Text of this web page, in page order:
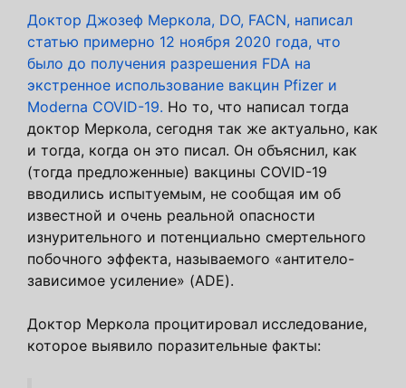
Доктор Джозеф Меркола, DO, FACN, написал
статью примерно 12 ноября 2020 года, что
было до получения разрешения FDA на
экстренное использование вакцин Pfizer и
Moderna COVID-19. Но то, что написал тогда
доктор Меркола, сегодня так же актуально, как
и тогда, когда он это писал. Он объяснил, как
(тогда предложенные) вакцины COVID-19
вводились испытуемым, не сообщая им об
известной и очень реальной опасности
изнурительного и потенциально смертельного
побочного эффекта, называемого «антитело-
зависимое усиление» (ADE).
Доктор Меркола процитировал исследование,
которое выявило поразительные факты: